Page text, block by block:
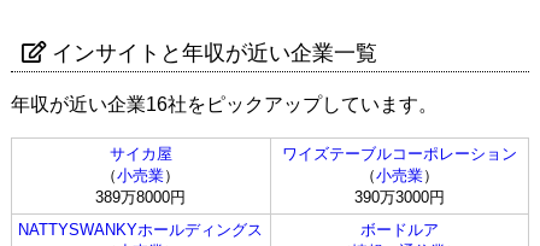
インサイトと年収が近い企業一覧
年収が近い企業16社をピックアップしています。
サイカ屋
（小売業）
389万8000円
ワイズテーブルコーポレーション
（小売業）
390万3000円
NATTYSWANKYホールディングス
ボードルア